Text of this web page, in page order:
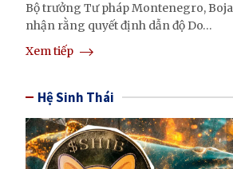
Bộ trưởng Tư pháp Montenegro,
nhận rằng quyết định dẫn độ Do…
Xem tiếp
Hệ Sinh Thái